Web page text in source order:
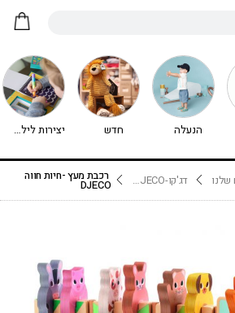
הנעלה חדש יצירות לילדים - יצירה לילדים
שלנו דג'קו-DJECO נימיגו רכבת מעץ -חיות חווה
DJECO